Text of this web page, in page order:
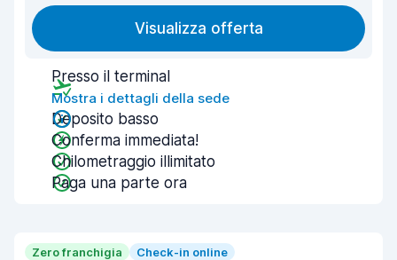
Visualizza offerta
Presso il terminal
Mostra i dettagli della sede
Deposito basso
Conferma immediata!
Chilometraggio illimitato
Paga una parte ora
Zero franchigia Check-in online